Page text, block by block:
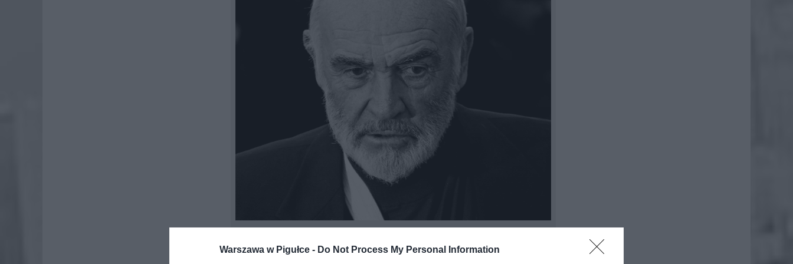
Warszawa w Pigułce - Do Not Process My Personal Information
By Stuart Crawford, CC BY-SA 3.0, https://commons.wikimedia.org/w/index.php?
curid=10508054